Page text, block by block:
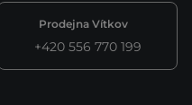
Prodejna Vítkov
+420 556 770 199